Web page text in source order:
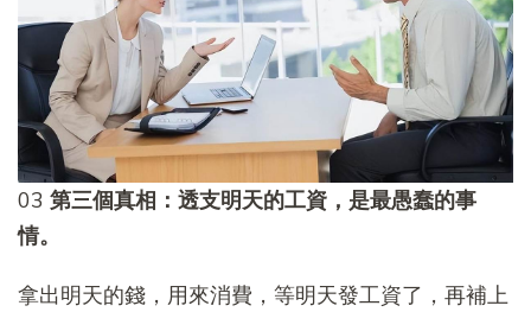
03 第三個真相：透支明天的工資，是最愚蠢的事
情。
拿出明天的錢，用來消費，等明天發工資了，再補上